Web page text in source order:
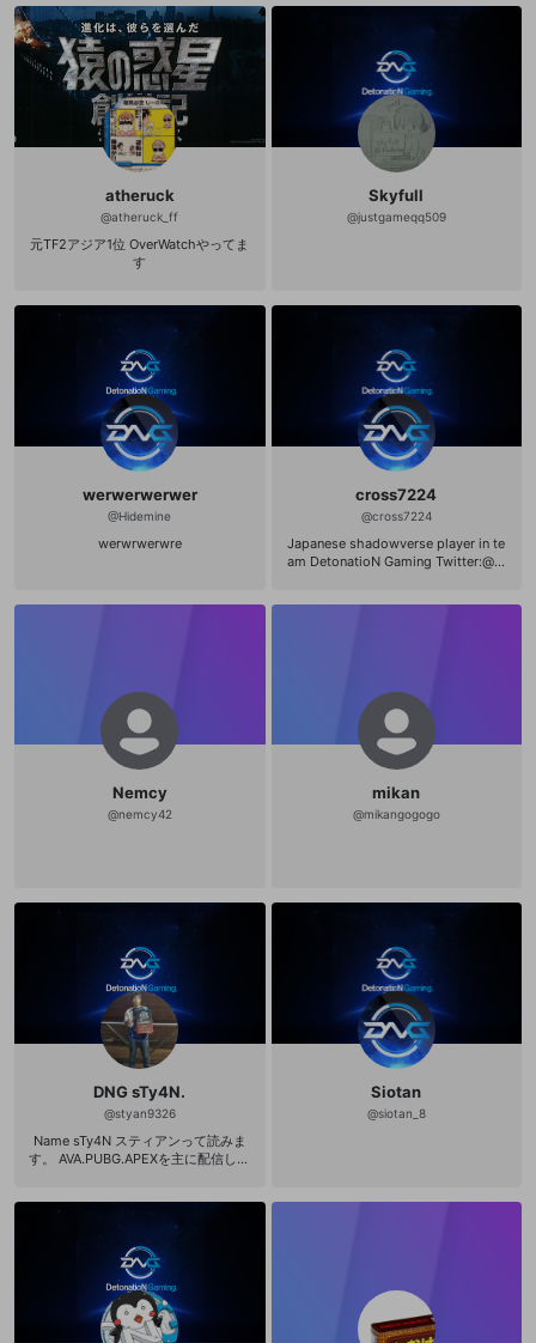
的にFPSゲームの配信をしていきたい
と思います。 コメント気軽にくださ
い。 twitter:https://twitter.com/rev
ySheryl_inc
atheruck
@atheruck_ff
元TF2アジア1位 OverWatchやってま
す
Skyfull
@justgameqq509
werwerwerwer
@Hidemine
werwrwerwre
cross7224
@cross7224
Japanese shadowverse player in te
am DetonatioN Gaming Twitter:@cr
Nemcy
@nemcy42
mikan
@mikangogogo
DNG sTy4N.
@styan9326
Name sTy4N スティアンって読みま
す。 AVA.PUBG.APEXを主に配信して
MVP獲得 Detonation-Gaming所属 A
VA→BlackSquad →PUBG 部門 Black
Squad最強広報 APEX Youtube→htt
ps://www.youtube.com/channel/UC
UgeNjqK2n181QP4kw6HWRg
Siotan
@siotan_8